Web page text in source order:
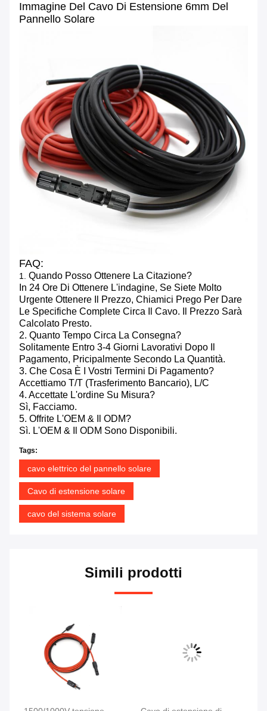
Immagine Del Cavo Di Estensione 6mm Del
Pannello Solare
FAQ:
1. Quando Posso Ottenere La Citazione?
In 24 Ore Di Ottenere L'indagine, Se Siete Molto
Urgente Ottenere Il Prezzo, Chiamici Prego Per Dare
Le Specifiche Complete Circa Il Cavo. Il Prezzo Sarà
Calcolato Presto.
2. Quanto Tempo Circa La Consegna?
Solitamente Entro 3-4 Giorni Lavorativi Dopo Il
Pagamento, Pricipalmente Secondo La Quantità.
3. Che Cosa È I Vostri Termini Di Pagamento?
Accettiamo T/T (trasferimento Bancario), L/C
4. Accettate L'ordine Su Misura?
Sì, Facciamo.
5. Offrite L'OEM & Il ODM?
Sì. L'OEM & Il ODM Sono Disponibili.
Tags:
cavo elettrico del pannello solare
Cavo di estensione solare
cavo del sistema solare
Simili prodotti